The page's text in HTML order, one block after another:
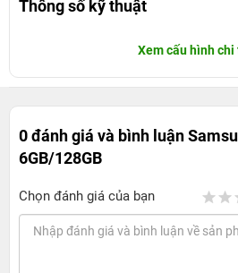
Thông số kỹ thuật
Xem cấu hình
0 đánh giá và bình luận
6GB/128GB
Chọn đánh giá của bạn